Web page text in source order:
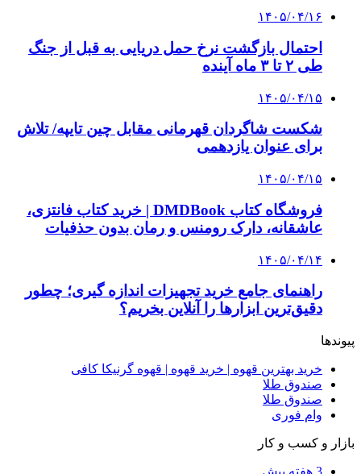
3 هفته پیش
خرید ابزار آلات دستی و صنعتی زیر قیمت بازار؛
چطور ابزار اصل را با بهترین قیمت تهیه کنیم؟
4 هفته پیش
چرا انتخاب تامین‌کننده تجهیزات جوشکاری، کیفیت
پروژه را تعیین می‌کند؟
4 هفته پیش
از کجا تجهیزات ترافیکی باکیفیت بخریم؟ راهنمای
انتخاب بهترین فروشنده
۱۴۰۵/۰۴/۱۸
راه اندازی مرغداری؛ محاسبه هزینه، درآمد و سود با
طرح توجیهی
۱۴۰۵/۰۴/۱۵
فروشگاه کتاب DMDBook | خرید کتاب فانتزی،
عاشقانه، دارک رومنس و رمان بدون حذفیات
۱۴۰۵/۰۴/۱۴
راهنمای جامع خرید تجهیزات اندازه گیری؛ چطور
دقیق‌ترین ابزارها را آنلاین بخریم؟